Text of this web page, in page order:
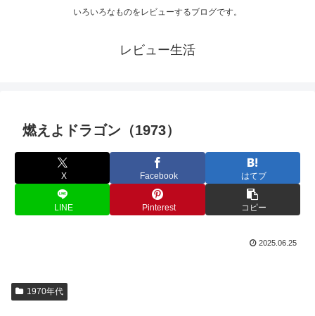
いろいろなものをレビューするブログです。
レビュー生活
燃えよドラゴン（1973）
X Facebook はてブ
LINE Pinterest コピー
2025.06.25
1970年代